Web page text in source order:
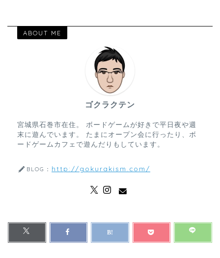
ABOUT ME
ゴクラクテン
宮城県石巻市在住。 ボードゲームが好きで平日夜や週
末に遊んでいます。 たまにオープン会に行ったり、ボ
ードゲームカフェで遊んだりもしています。
BLOG： http://gokurakism.com/